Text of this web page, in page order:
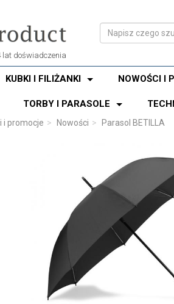
lat doświadczenia
KUBKI I FILIŻANKI NOWOŚCI I
TORBY I PARASOLE
i promocje Nowości Parasol BETILLA